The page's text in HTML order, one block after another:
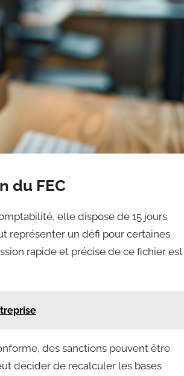
du FEC
elle dispose de 15 jours
représenter un défi pour certaines
rapide et précise de ce fichier est
des sanctions peuvent être
décider de recalculer les bases